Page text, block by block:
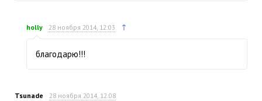
holly 28 ноября 2014, 12:03 ↑
благодарю!!!
Tsunade 28 ноября 2014, 12:08